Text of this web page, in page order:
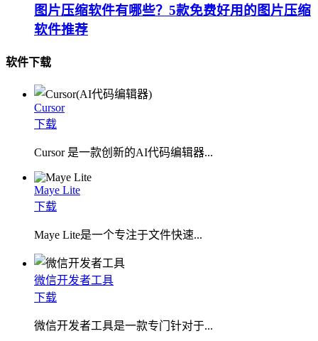
图片压缩软件有哪些？5款免费好用的图片压缩
软件推荐
软件下载
Cursor
下载
Cursor 是一款创新的AI代码编辑器...
Maye Lite
下载
​Maye Lite是一个专注于文件快速...
微信开发者工具
下载
微信开发者工具是一款专门针对于...